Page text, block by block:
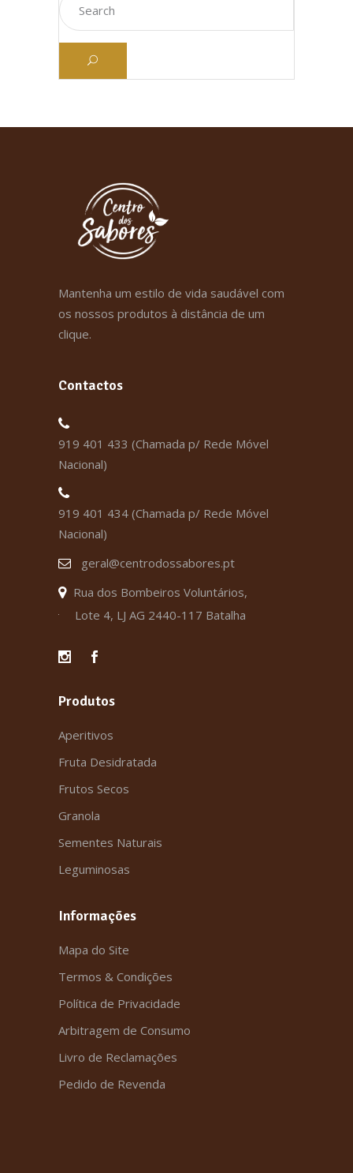
Mantenha um estilo de vida saudável com
os nossos produtos à distância de um
clique.
Contactos
919 401 433 (Chamada p/ Rede Móvel
Nacional)
919 401 434 (Chamada p/ Rede Móvel
Nacional)
geral@centrodossabores.pt
Rua dos Bombeiros Voluntários,
Lote 4, LJ AG 2440-117 Batalha
Produtos
Aperitivos
Fruta Desidratada
Frutos Secos
Granola
Sementes Naturais
Leguminosas
Informações
Mapa do Site
Termos & Condições
Política de Privacidade
Arbitragem de Consumo
Livro de Reclamações
Pedido de Revenda